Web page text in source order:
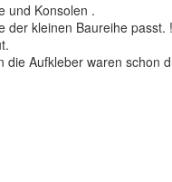
und Konsolen .
der kleinen Baureihe
die Aufkleber waren schon